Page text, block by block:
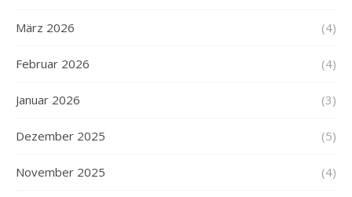
März 2026 (4)
Februar 2026 (4)
Januar 2026 (3)
Dezember 2025 (5)
November 2025 (4)